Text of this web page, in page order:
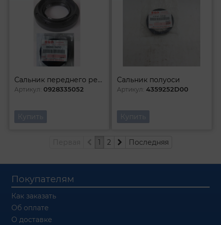
Сальник переднего редуктора
Артикул:0928335052
Купить
Сальник полуоси
Артикул:4359252D00
Купить
1 2 Последняя
Покупателям
Как заказать
Об оплате
О доставке